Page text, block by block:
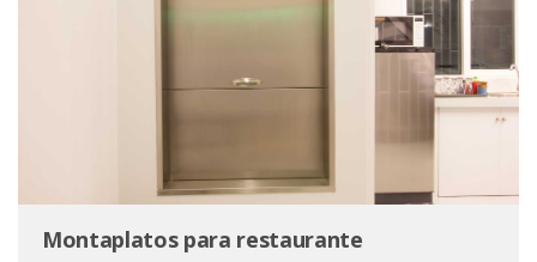
Montaplatos para restaurante